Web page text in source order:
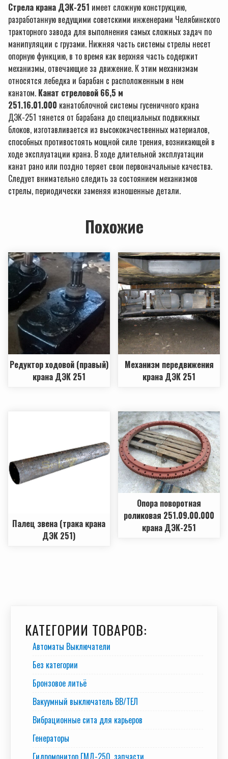
Стрела крана ДЭК-251 имеет сложную конструкцию,
разработанную ведущими советскими инженерами Челябинского
тракторного завода для выполнения самых сложных задач по
манипуляции с грузами. Нижняя часть системы стрелы несет
опорную функцию, в то время как верхняя часть содержит
механизмы, отвечающие за движение. К этим механизмам
относятся лебедка и барабан с расположенным в нем
канатом. Канат стреловой 66,5 м
251.16.01.000 канатоблочной системы гусеничного крана
ДЭК-251 тянется от барабана до специальных подвижных
блоков, изготавливается из высококачественных материалов,
способных противостоять мощной силе трения, возникающей в
ходе эксплуатации крана. В ходе длительной эксплуатации
канат рано или поздно теряет свои первоначальные качества.
Следует внимательно следить за состоянием механизмов
стрелы, периодически заменяя изношенные детали.
Похожие
Редуктор ходовой (правый)
крана ДЭК 251
Механизм передвижения
крана ДЭК 251
Палец звена (трака крана
ДЭК 251)
Опора поворотная
роликовая 251.09.00.000
крана ДЭК-251
КАТЕГОРИИ ТОВАРОВ:
Автоматы Выключатели
Без категории
Бронзовое литьё
Вакуумный выключатель BB/TEЛ
Вибрационные сита для карьеров
Генераторы
Гидромонитор ГМД-250, запчасти